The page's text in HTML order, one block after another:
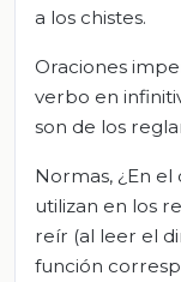
a los chistes.
Oraciones
verbo en
son de los
Normas, ¿En el
utilizan en los
reír (al leer el
función